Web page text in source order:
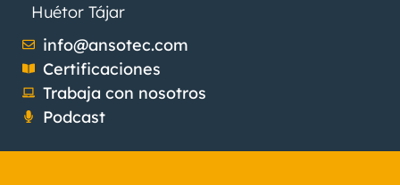
Huétor Tájar
info@ansotec.com
Certificaciones
Trabaja con nosotros
Podcast